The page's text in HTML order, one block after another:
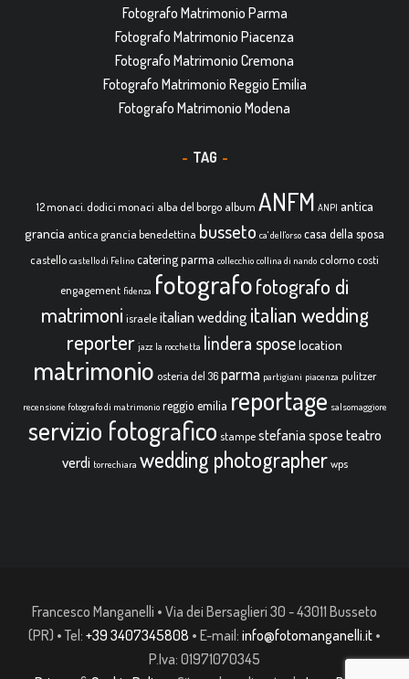
Fotografo Matrimonio Parma
Fotografo Matrimonio Piacenza
Fotografo Matrimonio Cremona
Fotografo Matrimonio Reggio Emilia
Fotografo Matrimonio Modena
TAG
12 monaci. dodici monaci alba del borgo album ANFM ANPI antica
grancia antica grancia benedettina busseto ca' dell'orso casa della sposa
castello castello di Felino catering parma collecchio collina di nando colorno costi
engagement fidenza fotografofotografo di
matrimoni israele italian wedding italian wedding
reporter jazz la rocchetta lindera sposelocation
matrimonio osteria del 36parma partigiani piacenza pulitzer
recensione fotografo di matrimonio reggio emilia reportage salsomaggiore
servizio fotografico stampe stefania spose teatro
verdi torrechiara wedding photographer wps
Francesco Manganelli • Via dei Bersaglieri 30 - 43011 Busseto
(PR) • Tel: +39 3407345808 • E-mail: info@fotomanganelli.it •
P.Iva: 01971070345